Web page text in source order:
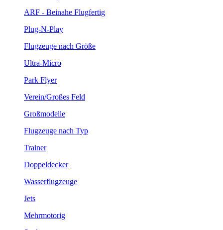
ARF - Beinahe Flugfertig
Plug-N-Play
Flugzeuge nach Größe
Ultra-Micro
Park Flyer
Verein/Großes Feld
Großmodelle
Flugzeuge nach Typ
Trainer
Doppeldecker
Wasserflugzeuge
Jets
Mehrmotorig